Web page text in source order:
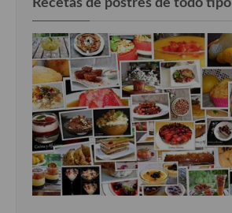
Recetas de postres de todo tipo